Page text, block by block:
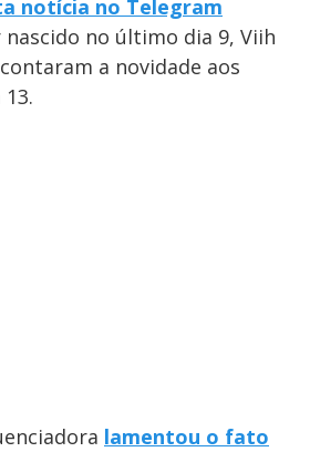
notícia no Telegram
no último dia 9, Viih
a novidade aos
lamentou o fato